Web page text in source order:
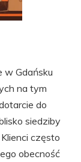
w Gdańsku
na tym
do
siedziby
często
obecność